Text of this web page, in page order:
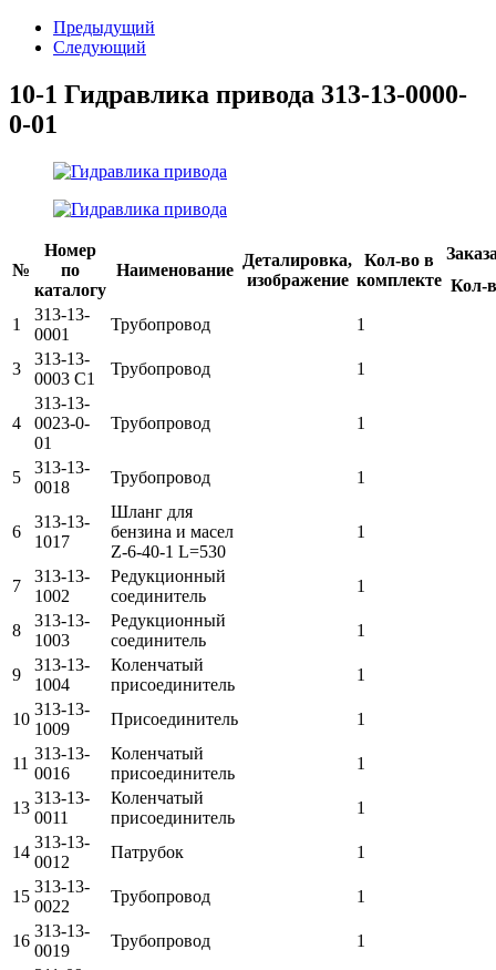
Предыдущий
Следующий
10-1 Гидравлика привода 313-13-0000-
0-01
№
Номер
по
каталогу
Наименование
Деталировка,
изображение
Кол-во в
комплекте Кол-
1
313-13-
0001
Трубопровод 1
3
313-13-
0003 C1
Трубопровод 1
4
313-13-
0023-0-
01
Трубопровод 1
5
313-13-
0018
Трубопровод 1
6
313-13-
1017
Шланг для
бензина и масел
Z-6-40-1 L=530
1
7
313-13-
1002
Редукционный
соединитель
1
8
313-13-
1003
Редукционный
соединитель
1
9
313-13-
1004
Коленчатый
присоединитель
1
10
313-13-
1009
Присоединитель 1
11
313-13-
0016
Коленчатый
присоединитель
1
13
313-13-
0011
Коленчатый
присоединитель
1
14
313-13-
0012
Патрубок 1
15
313-13-
0022
Трубопровод 1
16
313-13-
0019
Трубопровод
1